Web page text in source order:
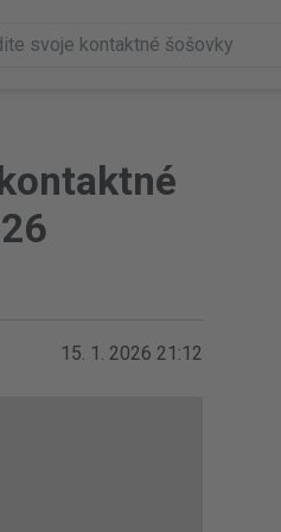
15. 1. 2026 21:12